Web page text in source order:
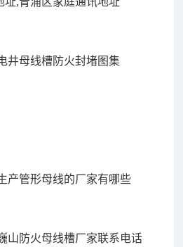
井母线槽防火封堵图集
产管形母线的厂家有哪些
山防火母线槽厂家联系电话